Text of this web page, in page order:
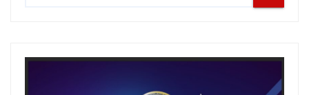
c